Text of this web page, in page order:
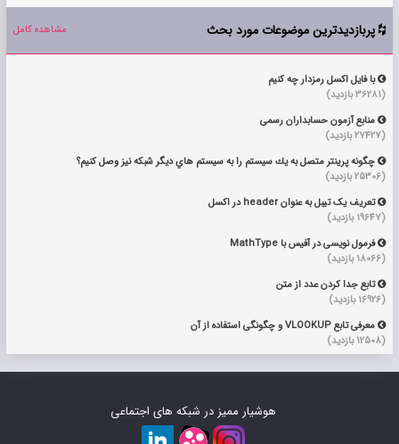
پربازدیدترین موضوعات مورد بحث مشاهده کامل
با فایل اکسل رمزدار چه کنیم
(36281 بازدید)
منابع آزمون حسابداران رسمی
(27427 بازدید)
چگونه پرينتر متصل به يك سيستم را به سيستم هاي ديگر شبكه نيز وصل كنيم؟
(25306 بازدید)
تعریف یک تیبل به عنوان header در اکسل
(19647 بازدید)
فرمول نویسی در آفیس با MathType
(18066 بازدید)
تابع جدا کردن عدد از متن
(16926 بازدید)
معرفی تابع VLOOKUP و چگونگی استفاده از آن
(12508 بازدید)
هوشیار ممیز در شبکه های اجتماعی